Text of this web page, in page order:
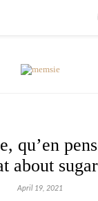
qu’en
about
April 19, 2021